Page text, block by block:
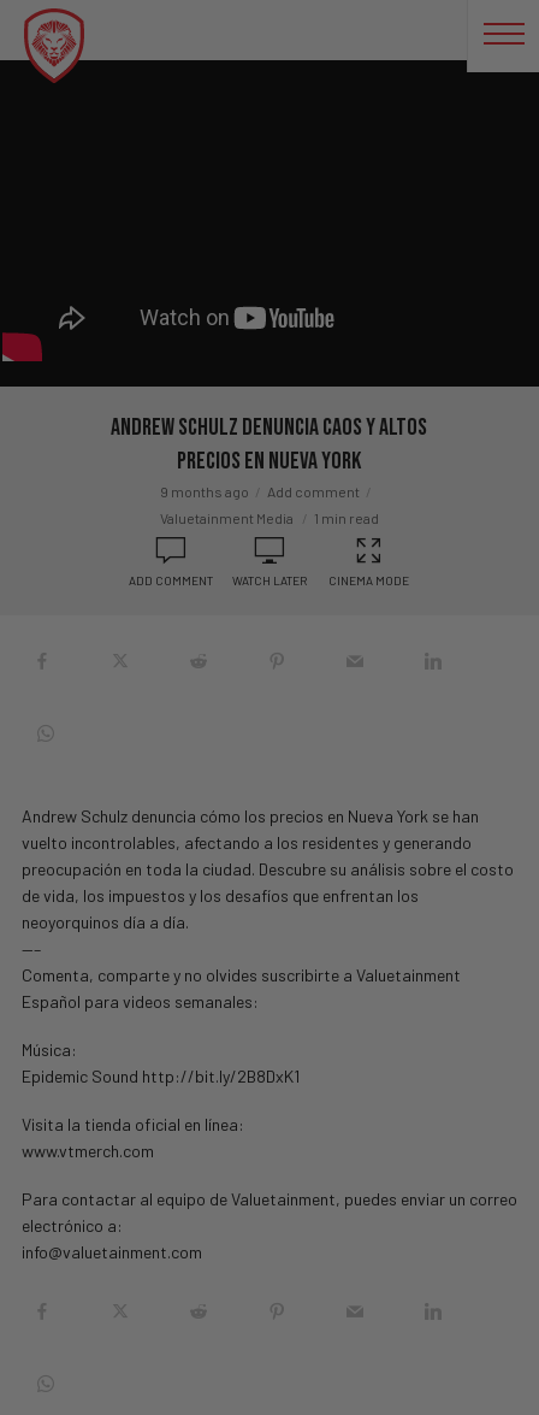
Andrew Schulz Denuncia Caos Y Altos
Precios En Nueva York
9 months ago
Add comment
Valuetainment Media
1 min read
ADD COMMENT WATCH LATER CINEMA MODE
Andrew Schulz denuncia cómo los precios en Nueva York se han
vuelto incontrolables, afectando a los residentes y generando
preocupación en toda la ciudad. Descubre su análisis sobre el costo
de vida, los impuestos y los desafíos que enfrentan los
neoyorquinos día a día.
—–
Comenta, comparte y no olvides suscribirte a Valuetainment
Español para videos semanales:
Música:
Epidemic Sound http://bit.ly/2B8DxK1
Visita la tienda oficial en línea:
www.vtmerch.com
Para contactar al equipo de Valuetainment, puedes enviar un correo
electrónico a:
info@valuetainment.com